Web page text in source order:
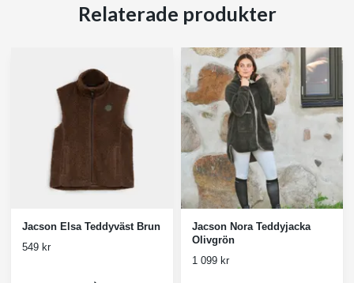
Relaterade produkter
Jacson Elsa Teddyväst Brun
549 kr
Jacson Nora Teddyjacka
Olivgrön
1 099 kr